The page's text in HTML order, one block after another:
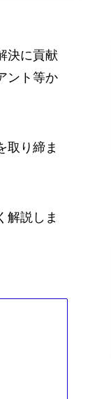
決に貢献
ント等か
取り締ま
解説しま